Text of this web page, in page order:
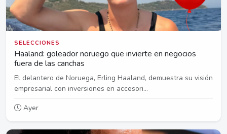
SELECCIONES
Haaland: goleador noruego que invierte en negocios
fuera de las canchas
El delantero de Noruega, Erling Haaland, demuestra su visión
empresarial con inversiones en accesori...
Ayer